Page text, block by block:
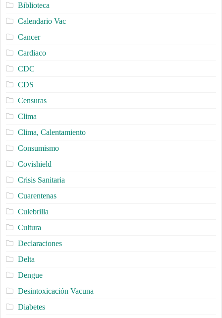
Biblioteca
Calendario Vac
Cancer
Cardiaco
CDC
CDS
Censuras
Clima
Clima, Calentamiento
Consumismo
Covishield
Crisis Sanitaria
Cuarentenas
Culebrilla
Cultura
Declaraciones
Delta
Dengue
Desintoxicación Vacuna
Diabetes